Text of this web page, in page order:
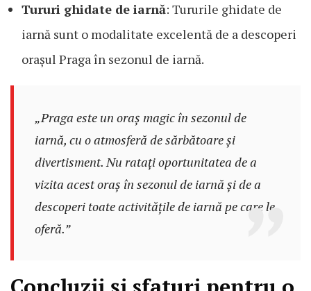
Tururi ghidate de iarnă: Tururile ghidate de
iarnă sunt o modalitate excelentă de a descoperi
orașul Praga în sezonul de iarnă.
„Praga este un oraș magic în sezonul de
iarnă, cu o atmosferă de sărbătoare și
divertisment. Nu ratați oportunitatea de a
vizita acest oraș în sezonul de iarnă și de a
descoperi toate activitățile de iarnă pe care le
oferă.”